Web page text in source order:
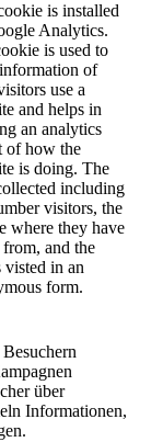
is installed
Analytics.
is used to
of
use a
and helps in
an analytics
of how the
is doing. The
including
visitors, the
where they have
from, and the
visted in an
form.
über
Informationen,